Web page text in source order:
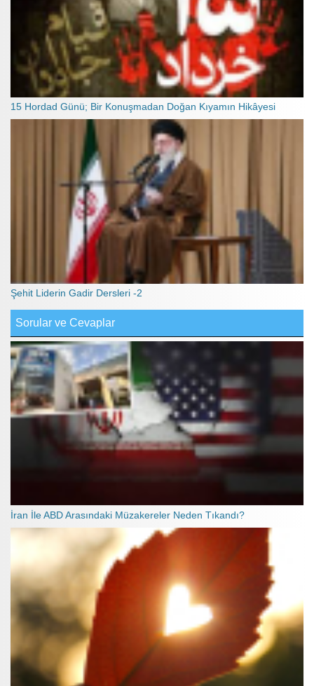
15 Hordad Günü; Bir Konuşmadan Doğan Kıyamın Hikâyesi
Şehit Liderin Gadir Dersleri -2
Sorular ve Cevaplar
İran İle ABD Arasındaki Müzakereler Neden Tıkandı?